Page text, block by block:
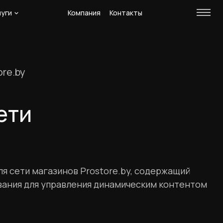
Компания Контакты
сети магазинов Prostore.by, содержащий
для управления динамическим контентом